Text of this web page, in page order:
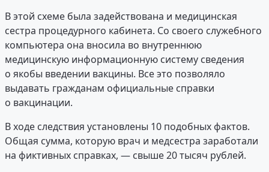
В этой схеме была задействована и медицинская
сестра процедурного кабинета. Со своего служебного
компьютера она вносила во внутреннюю
медицинскую информационную систему сведения
о якобы введении вакцины. Все это позволяло
выдавать гражданам официальные справки
о вакцинации.
В ходе следствия установлены 10 подобных фактов.
Общая сумма, которую врач и медсестра заработали
на фиктивных справках, — свыше 20 тысяч рублей.